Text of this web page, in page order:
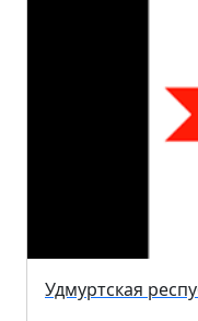
Удмуртская